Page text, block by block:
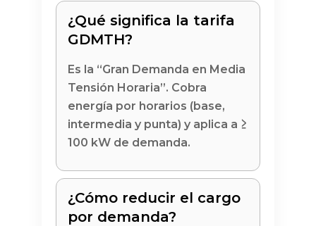
¿Qué significa la tarifa
GDMTH?
Es la “Gran Demanda en Media
Tensión Horaria”. Cobra
energía por horarios (base,
intermedia y punta) y aplica a ≥
100 kW de demanda.
¿Cómo reducir el cargo
por demanda?